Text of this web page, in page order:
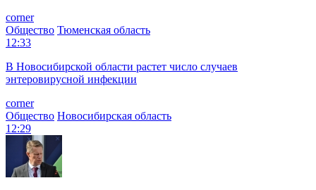
corner
Общество Тюменская область
12:33
В Новосибирской области растет число случаев
энтеровирусной инфекции
corner
Общество Новосибирская область
12:29